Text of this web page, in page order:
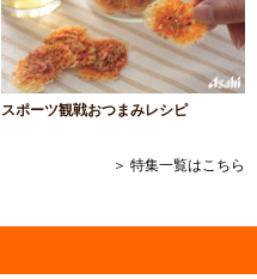
スポーツ観戦おつまみレシピ
＞ 特集一覧はこちら